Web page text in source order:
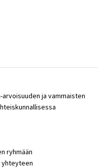
ja vammaisten
ryhmään
yhteyteen